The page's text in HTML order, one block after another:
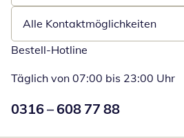
Alle Kontaktmöglichkeiten
Bestell-Hotline
Täglich von 07:00 bis 23:00 Uhr
Numéro de téléphone:
0316 – 608 77 88